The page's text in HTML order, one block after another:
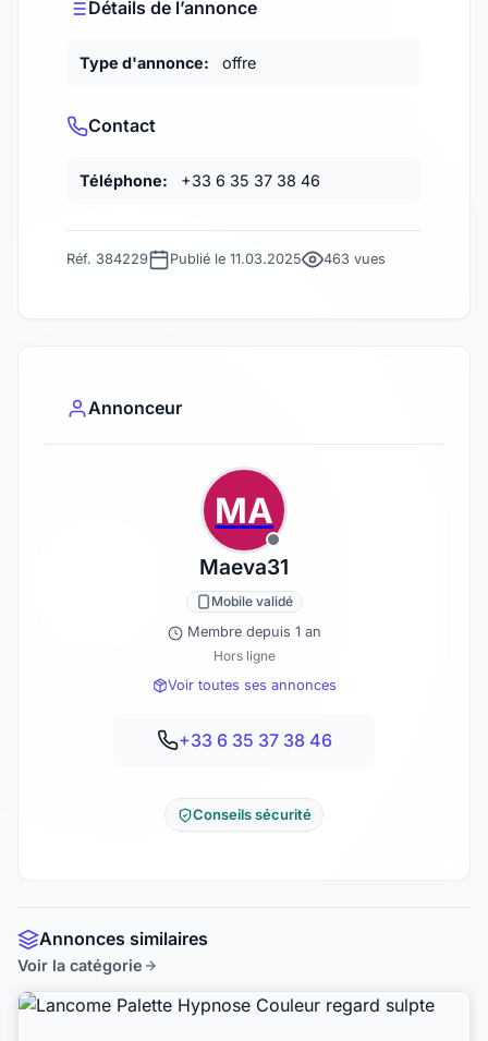
Détails de l’annonce
Type d'annonce: offre
Contact
Téléphone: +33 6 35 37 38 46
Réf. 384229 Publié le 11.03.2025 463 vues
Annonceur
MA
Maeva31
Mobile validé
Membre depuis 1 an
Hors ligne
Voir toutes ses annonces
+33 6 35 37 38 46
Conseils sécurité
Annonces similaires
Voir la catégorie